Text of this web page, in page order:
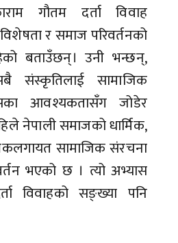
गौतम दर्ता विवाह
र समाज परिवर्तनको
बताउँछन्। उनी भन्छन्,
संस्कृतिलाई सामाजिक
आवश्यकतासँग जोडेर
नेपाली समाजको धार्मिक,
सामाजिक संरचना
भएको छ । त्यो अभ्यास
विवाहको सङ्ख्या पनि